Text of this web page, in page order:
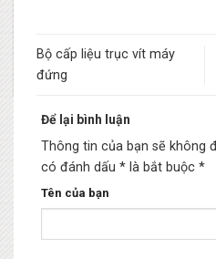
Bộ cấp liệu trục vít máy
đứng
Để lại bình luận
Thông tin của bạn sẽ không
có đánh dấu * là bắt buộc *
Tên của bạn